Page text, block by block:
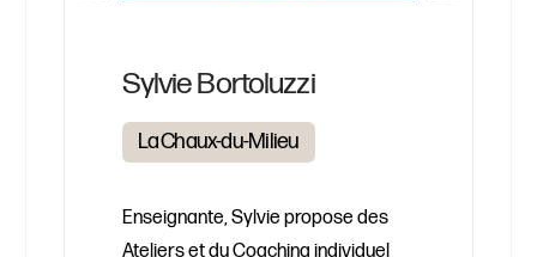
Sylvie Bortoluzzi
La Chaux-du-Milieu
Enseignante, Sylvie propose des
Ateliers et du Coaching individuel